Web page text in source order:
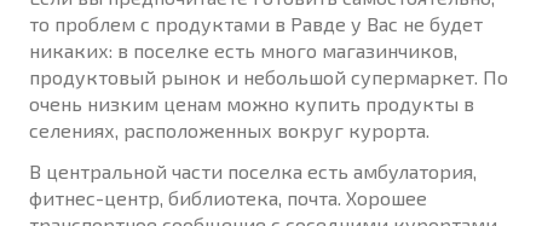
то проблем с продуктами в Равде у Вас не будет
никаких: в поселке есть много магазинчиков,
продуктовый рынок и небольшой супермаркет. По
очень низким ценам можно купить продукты в
селениях, расположенных вокруг курорта.
В центральной части поселка есть амбулатория,
фитнес-центр, библиотека, почта. Хорошее